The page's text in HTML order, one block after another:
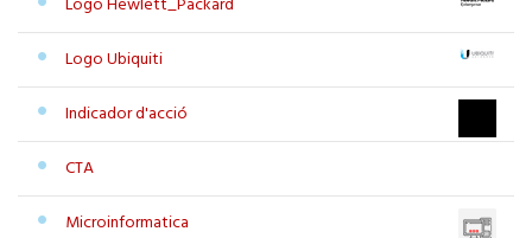
Logo Ubiquiti
Indicador d'acció
CTA
Microinformatica